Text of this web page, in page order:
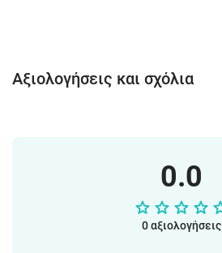
Αξιολογήσεις και σχόλια
0.0
0 αξιολογήσεις